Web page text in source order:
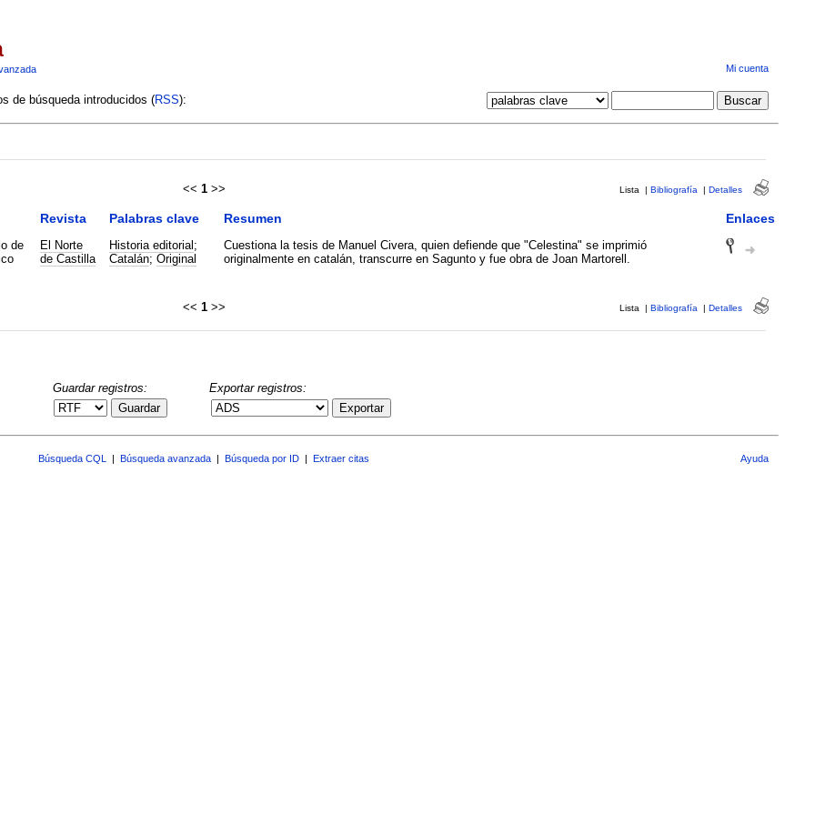
Mi cuenta
de búsqueda introducidos (RSS):
<< 1 >> Lista | Bibliografía | Detalles
Revista Palabras clave Resumen Enlaces
de
El Norte
de Castilla
Historia editorial ;
Catalán; Original
Cuestiona la tesis de Manuel Civera, quien defiende que "Celestina" se imprimió
originalmente en catalán, transcurre en Sagunto y fue obra de Joan Martorell.
<< 1 >> Lista | Bibliografía | Detalles
Guardar registros:
Guardar
Exportar registros:
Exportar
Búsqueda CQL Búsqueda avanzada Búsqueda por ID Extraer citas Ayuda